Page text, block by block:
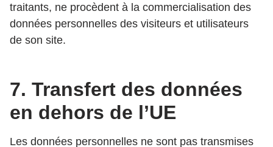
traitants, ne procèdent à la commercialisation des
données personnelles des visiteurs et utilisateurs
de son site.
7. Transfert des données
en dehors de l’UE
Les données personnelles ne sont pas transmises